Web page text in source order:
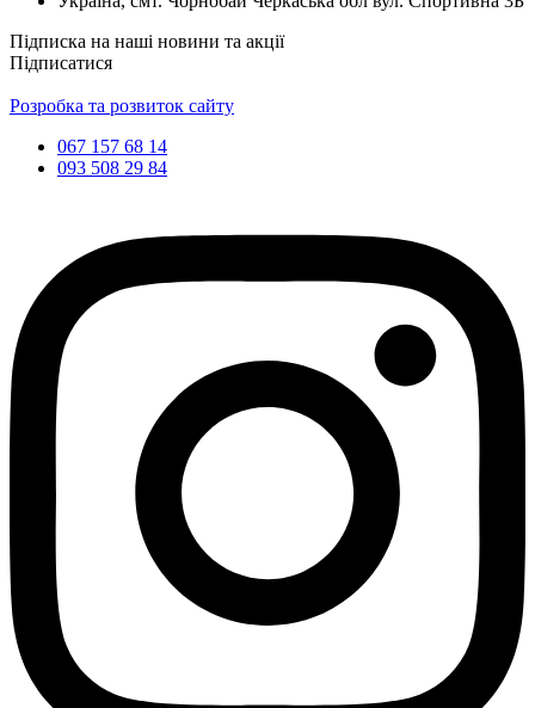
Підписка на наші новини та акції
Підписатися
Розробка та розвиток сайту
067 157 68 14
093 508 29 84